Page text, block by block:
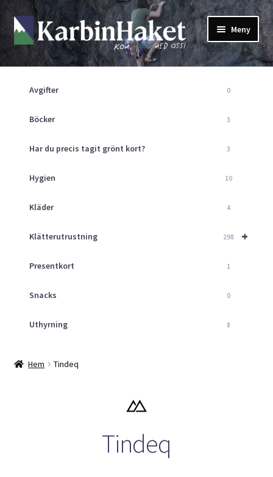
Hoppa
till
navigering
Hoppa
till
innehåll
Meny
Shop
Returpolicy
Mitt Konto
Kurser
Klätterväggen
Aktuellt
Avgifter 0
Böcker 3
Har du precis tagit grönt kort? 3
Hygien 10
Kläder 4
+
Klätterutrustning 298
Presentkort 1
Snacks 0
Uthyrning 8
Hem Tindeq
Tindeq